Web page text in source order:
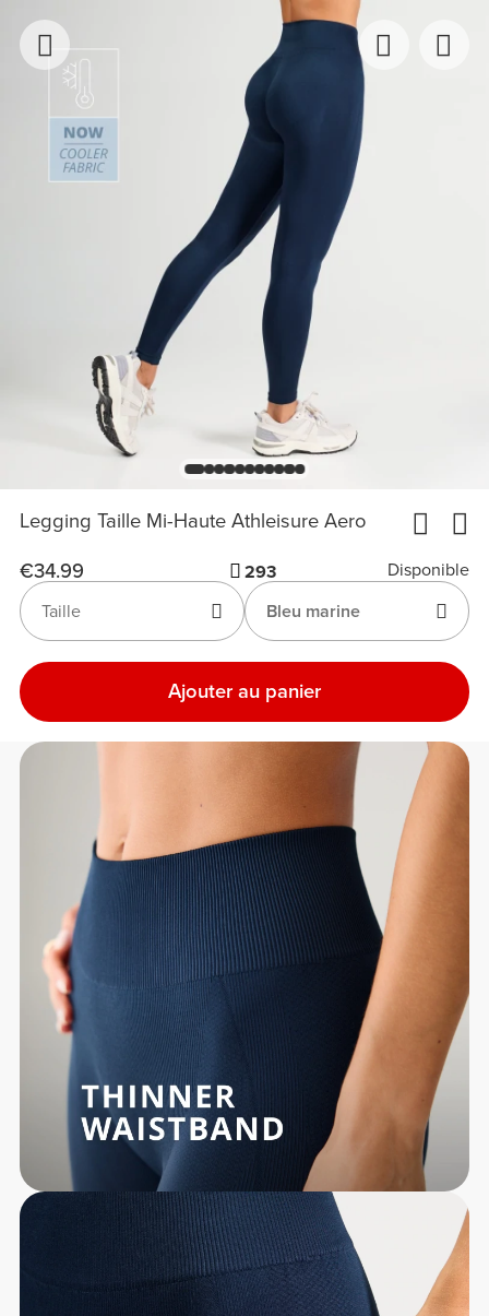
Legging Taille Mi-Haute Athleisure Aero
€34.99 293
Disponible
Bleu marine
Taille
Ajouter au panier